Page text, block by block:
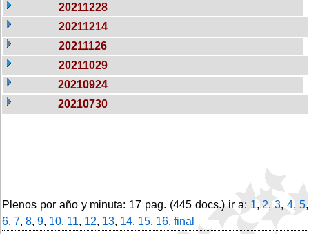
20211228
20211214
20211126
20211029
20210924
20210730
Plenos por año y minuta: 17 pag. (445 docs.) ir a: 1,2,3,4,5,
6, 7, 8, 9, 10, 11, 12, 13, 14, 15, 16, final